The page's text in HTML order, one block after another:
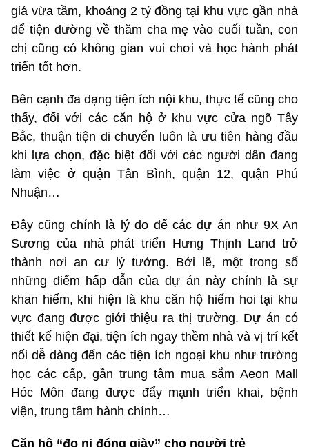
giá vừa tầm, khoảng 2 tỷ đồng tại khu vực gần nhà
để tiện đường về thăm cha mẹ vào cuối tuần, con
chị cũng có không gian vui chơi và học hành phát
triển tốt hơn.
Bên cạnh đa dạng tiện ích nội khu, thực tế cũng cho
thấy, đối với các căn hộ ở khu vực cửa ngõ Tây
Bắc, thuận tiện di chuyển luôn là ưu tiên hàng đầu
khi lựa chọn, đặc biệt đối với các người dân đang
làm việc ở quận Tân Bình, quận 12, quận Phú
Nhuận…
Đây cũng chính là lý do để các dự án như 9X An
Sương của nhà phát triển Hưng Thịnh Land trở
thành nơi an cư lý tưởng. Bởi lẽ, một trong số
những điểm hấp dẫn của dự án này chính là sự
khan hiếm, khi hiện là khu căn hộ hiếm hoi tại khu
vực đang được giới thiệu ra thị trường. Dự án có
thiết kế hiện đại, tiện ích ngay thềm nhà và vị trí kết
nối dễ dàng đến các tiện ích ngoại khu như trường
học các cấp, gần trung tâm mua sắm Aeon Mall
Hóc Môn đang được đẩy mạnh triển khai, bệnh
viện, trung tâm hành chính…
Căn hộ “đo ni đóng giày” cho người trẻ